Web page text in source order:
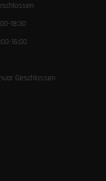
18:30
Geschlossen